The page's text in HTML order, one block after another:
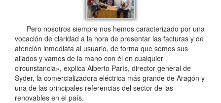
Pero nosotros siempre nos hemos caracterizado por una
vocación de claridad a la hora de presentar las facturas y de
atención inmediata al usuario, de forma que somos sus
aliados y vamos de la mano con él en cualquier
circunstancia», explica Alberto París, director general de
Syder, la comercializadora eléctrica más grande de Aragón y
una de las principales referencias del sector de las
renovables en el país.